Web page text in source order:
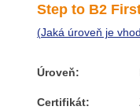
Step to B2
(Jaká úroveň je
Úroveň:
Certifikát: